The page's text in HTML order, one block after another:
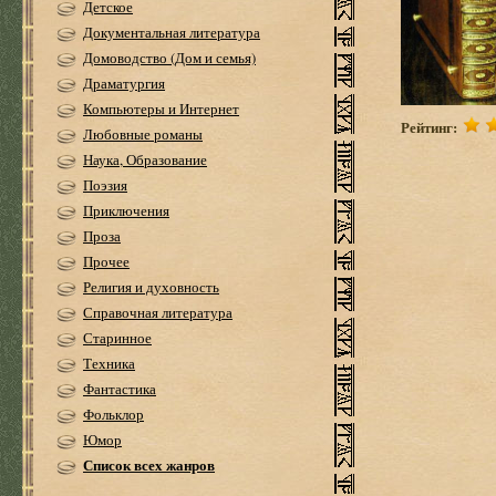
Детское
Документальная литература
Домоводство (Дом и семья)
Драматургия
Компьютеры и Интернет
Любовные романы
Наука, Образование
Поэзия
Приключения
Проза
Прочее
Религия и духовность
Справочная литература
Старинное
Техника
Фантастика
Фольклор
Юмор
Список всех жанров
Рейтинг: